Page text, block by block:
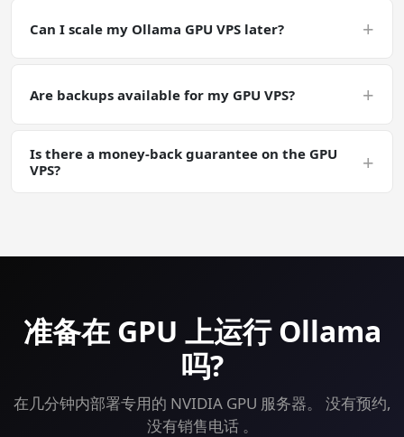
Ollama runs; back up finished artifacts (weights,
Can I scale my Ollama GPU VPS later? +
panel; the GPU itself can be swapped to a larger tier on
Are backups available for my GPU VPS? +
snapshots are free. Useful for long Ollama training runs
where you want a checkpointable server state.
Is there a money-back guarantee on the GPU
VPS?
+
准备在 GPU 上运行 Ollama
吗?
在几分钟内部署专用的 NVIDIA GPU 服务器。 没有预约,
没有销售电话 。